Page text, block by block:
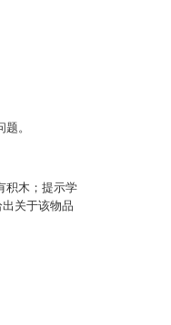
。
积木；提示学
关于该物品